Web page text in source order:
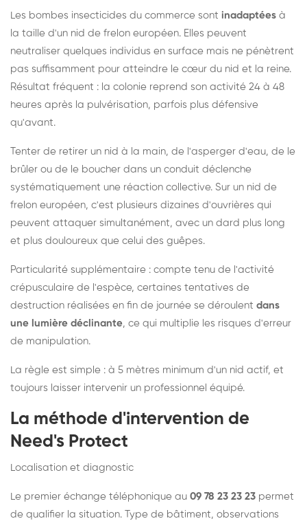
Les bombes insecticides du commerce sont inadaptées à
la taille d'un nid de frelon européen. Elles peuvent
neutraliser quelques individus en surface mais ne pénètrent
pas suffisamment pour atteindre le cœur du nid et la reine.
Résultat fréquent : la colonie reprend son activité 24 à 48
heures après la pulvérisation, parfois plus défensive
qu'avant.
Tenter de retirer un nid à la main, de l'asperger d'eau, de le
brûler ou de le boucher dans un conduit déclenche
systématiquement une réaction collective. Sur un nid de
frelon européen, c'est plusieurs dizaines d'ouvrières qui
peuvent attaquer simultanément, avec un dard plus long
et plus douloureux que celui des guêpes.
Particularité supplémentaire : compte tenu de l'activité
crépusculaire de l'espèce, certaines tentatives de
destruction réalisées en fin de journée se déroulent dans
une lumière déclinante, ce qui multiplie les risques d'erreur
de manipulation.
La règle est simple : à 5 mètres minimum d'un nid actif, et
toujours laisser intervenir un professionnel équipé.
La méthode d'intervention de
Need's Protect
Localisation et diagnostic
Le premier échange téléphonique au 09 78 23 23 23 permet
de qualifier la situation. Type de bâtiment, observations